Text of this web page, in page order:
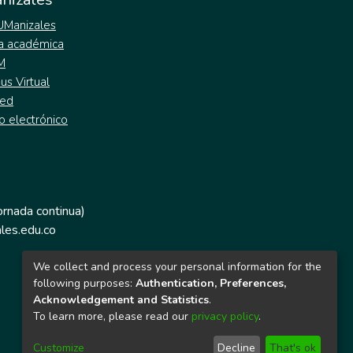
académica
Virtual
electrónico
continua)
We collect and process your personal information for the
following purposes: Authentication, Preferences,
Acknowledgement and Statistics.
To learn more, please read our privacy policy.
Customize Decline That's ok